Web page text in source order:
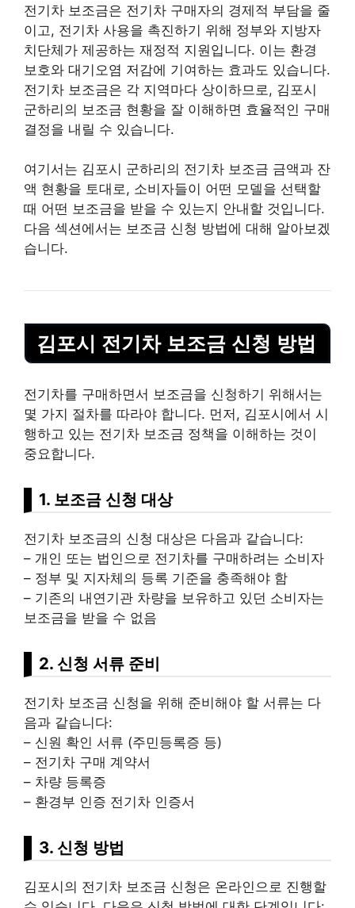
전기차 보조금은 전기차 구매자의 경제적 부담을 줄
이고, 전기차 사용을 촉진하기 위해 정부와 지방자
치단체가 제공하는 재정적 지원입니다. 이는 환경
보호와 대기오염 저감에 기여하는 효과도 있습니다.
전기차 보조금은 각 지역마다 상이하므로, 김포시
군하리의 보조금 현황을 잘 이해하면 효율적인 구매
결정을 내릴 수 있습니다.
여기서는 김포시 군하리의 전기차 보조금 금액과 잔
액 현황을 토대로, 소비자들이 어떤 모델을 선택할
때 어떤 보조금을 받을 수 있는지 안내할 것입니다.
다음 섹션에서는 보조금 신청 방법에 대해 알아보겠
습니다.
김포시 전기차 보조금 신청 방법
전기차를 구매하면서 보조금을 신청하기 위해서는
몇 가지 절차를 따라야 합니다. 먼저, 김포시에서 시
행하고 있는 전기차 보조금 정책을 이해하는 것이
중요합니다.
1. 보조금 신청 대상
전기차 보조금의 신청 대상은 다음과 같습니다:
– 개인 또는 법인 으로 전기차를 구매하려는 소비자
– 정부 및 지자체의 등록 기준을 충족해야 함
– 기존의 내연기관 차량을 보유하고 있던 소비자는
보조금을 받을 수 없음
2. 신청 서류 준비
전기차 보조금 신청을 위해 준비해야 할 서류는 다
음과 같습니다:
– 신원 확인 서류 (주민등록증 등)
– 전기차 구매 계약서
– 차량 등록증
– 환경부 인증 전기차 인증서
3. 신청 방법
김포시의 전기차 보조금 신청은 온라인 으로 진행할